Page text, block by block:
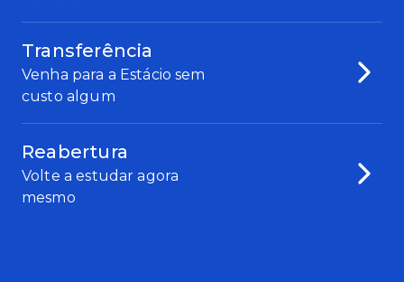
Transferência
Venha para a Estácio sem
custo algum
Reabertura
Volte a estudar agora
mesmo